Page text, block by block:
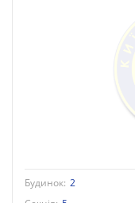
Будинок: 2